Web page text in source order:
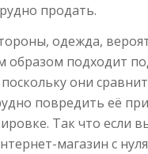
продать.
одежда,
образом подходит
они
повредить её при
Так что если
магазин с